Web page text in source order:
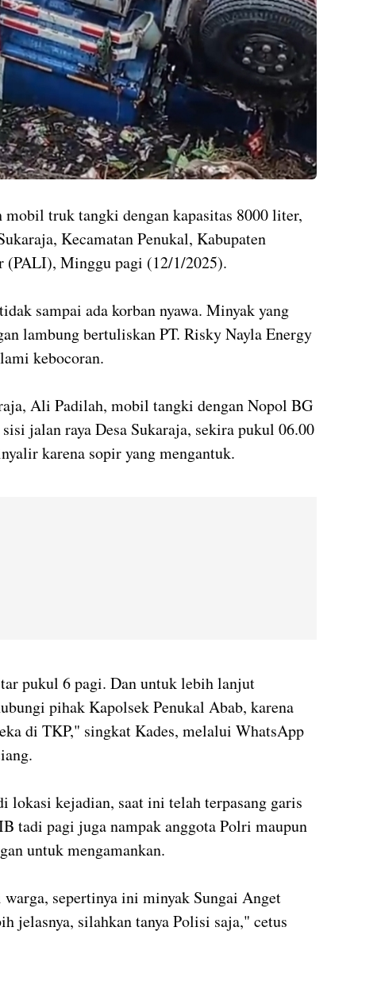
truk tangki dengan kapasitas 8000 liter,
Kecamatan Penukal, Kabupaten
(PALI), Minggu pagi (12/1/2025).
sampai ada korban nyawa. Minyak yang
lambung bertuliskan PT. Risky Nayla Energy
kebocoran.
Ali Padilah, mobil tangki dengan Nopol BG
jalan raya Desa Sukaraja, sekira pukul 06.00
karena sopir yang mengantuk.
pukul 6 pagi. Dan untuk lebih lanjut
pihak Kapolsek Penukal Abab, karena
di TKP," singkat Kades, melalui WhatsApp
lokasi kejadian, saat ini telah terpasang garis
tadi pagi juga nampak anggota Polri maupun
untuk mengamankan.
sepertinya ini minyak Sungai Anget
jelasnya, silahkan tanya Polisi saja," cetus